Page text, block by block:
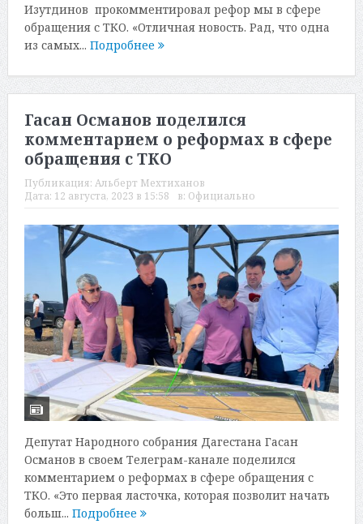
Изутдинов прокомментировал рефор мы в сфере
обращения с ТКО. «Отличная новость. Рад, что одна
из самых... Подробнее
Гасан Османов поделился
комментарием о реформах в сфере
обращения с ТКО
Публикация: Альберт Мехтиханов
Дата: 12 августа, 2023 в 15:58 в: Официально
Депутат Народного собрания Дагестана Гасан
Османов в своем Телеграм-канале поделился
комментарием о реформах в сфере обращения с
ТКО. «Это первая ласточка, которая позволит начать
больш... Подробнее